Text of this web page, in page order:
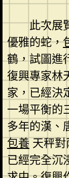
此次展
優雅的蛇，
鶴，試圖進
復興專家林
家，已經決
一場平衡的
多年的漢、
包養天秤對
已經完全沉